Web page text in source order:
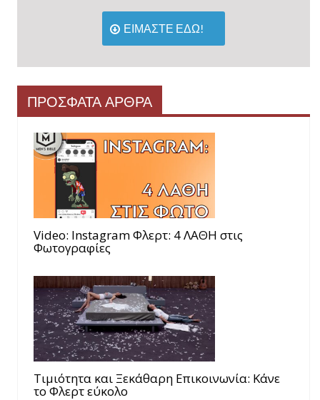
ΕΙΜΑΣΤΕ ΕΔΩ!
ΠΡΟΣΦΑΤΑ ΑΡΘΡΑ
Video: Instagram Φλερτ: 4 ΛΑΘΗ στις
Φωτογραφίες
Τιμιότητα και Ξεκάθαρη Επικοινωνία: Κάνε
το Φλερτ εύκολο